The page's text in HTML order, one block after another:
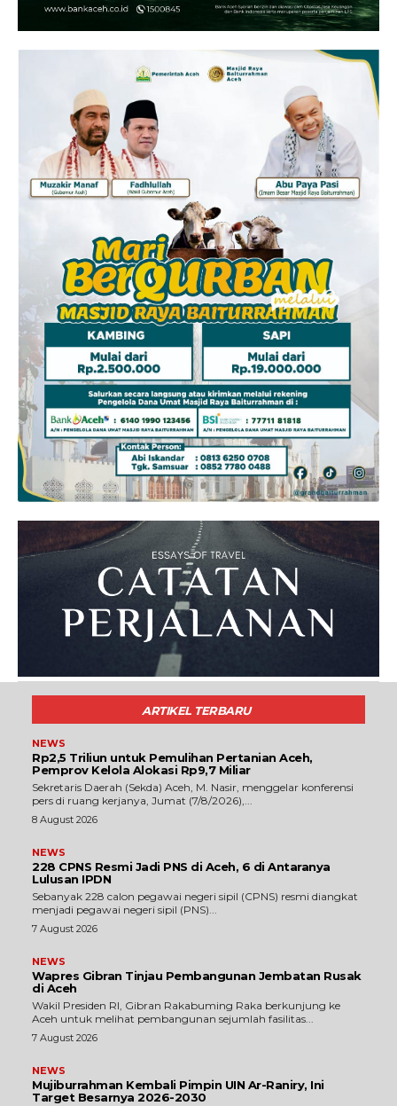
ARTIKEL TERBARU
NEWS
Rp2,5 Triliun untuk Pemulihan Pertanian Aceh,
Pemprov Kelola Alokasi Rp9,7 Miliar
‎Sekretaris Daerah (Sekda) Aceh, M. Nasir, menggelar konferensi
pers di ruang kerjanya, Jumat (7/8/2026),...
8 August 2026
NEWS
228 CPNS Resmi Jadi PNS di Aceh, 6 di Antaranya
Lulusan IPDN
Sebanyak 228 calon pegawai negeri sipil (CPNS) resmi diangkat
menjadi pegawai negeri sipil (PNS)...
7 August 2026
NEWS
Wapres Gibran Tinjau Pembangunan Jembatan Rusak
di Aceh
Wakil Presiden RI, Gibran Rakabuming Raka berkunjung ke
Aceh untuk melihat pembangunan sejumlah fasilitas...
7 August 2026
NEWS
Mujiburrahman Kembali Pimpin UIN Ar-Raniry, Ini
Target Besarnya 2026-2030